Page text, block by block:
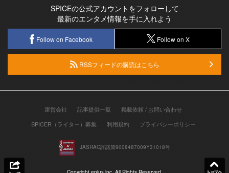
SPICEの公式アカウントをフォローして
最新のエンタメ情報を手に入れよう
Follow on Facebook Follow on X
RSSフィードの購読はこちら
運営会社 記事提供一覧
掲載依頼 / お問い合わせ
SPICER（ライター）募集
利用規約 プライバシーポリシー
JASRAC許諾第9008487009Y31018号